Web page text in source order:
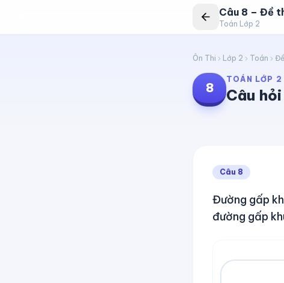
Câu 8 – Đề
Toán Lớp 2
Ôn Thi Lớp 2 Toán
8
TOÁN LỚP 2
Câu
Câu 8
Đường gấp
đường gấp